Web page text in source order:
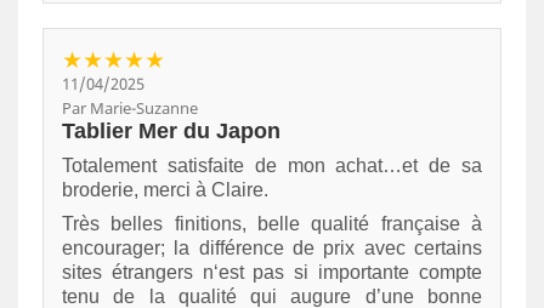
★★★★★
11/04/2025
Par Marie-Suzanne
Tablier Mer du Japon
Totalement satisfaite de mon achat…et de sa
broderie, merci à Claire.
Très belles finitions, belle qualité française à
encourager; la différence de prix avec certains
sites étrangers n‘est pas si importante compte
tenu de la qualité qui augure d’une bonne